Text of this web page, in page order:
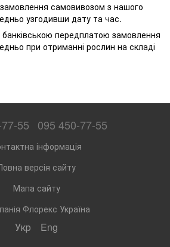
самовивозом з нашого
узгодивши дату та час.
передплатою замовлення
при отриманні рослин на складі
55 095 450-77-55
інформація
версія сайту
Мапа сайту
Флорекс Україна
Укр Eng